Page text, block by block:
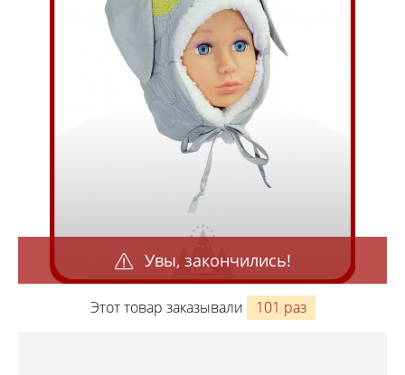
Увы, закончились!
Этот товар заказывали 101 раз